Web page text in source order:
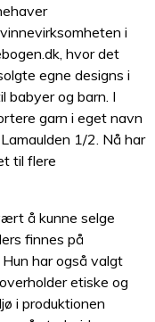
i
hvor det
egne designs i
babyer og barn. I
garn i eget navn
1/2. Nå har
til flere
å kunne selge
finnes på
har også valgt
etiske og
i produktionen